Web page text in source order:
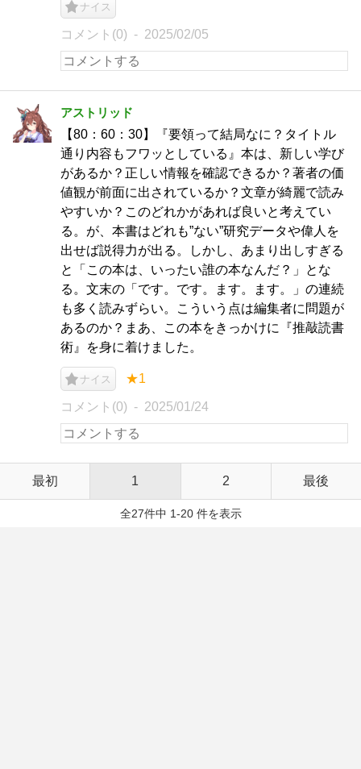
ナイス
コメント(0) 2025/02/05
アストリッド
【80：60：30】『要領って結局なに？タイトル
通り内容もフワッとしている』本は、新しい学び
があるか？正しい情報を確認できるか？著者の価
値観が前面に出されているか？文章が綺麗で読み
やすいか？このどれかがあれば良いと考えてい
る。が、本書はどれも”ない”研究データや偉人を
出せば説得力が出る。しかし、あまり出しすぎる
と「この本は、いったい誰の本なんだ？」とな
る。文末の「です。です。ます。ます。」の連続
も多く読みずらい。こういう点は編集者に問題が
あるのか？まあ、この本をきっかけに『推敲読書
術』を身に着けました。
ナイス ★1
コメント(0) 2025/01/24
最初 1 2 最後
全27件中 1-20 件を表示